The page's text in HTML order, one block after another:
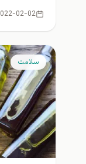
02-02
سلامت